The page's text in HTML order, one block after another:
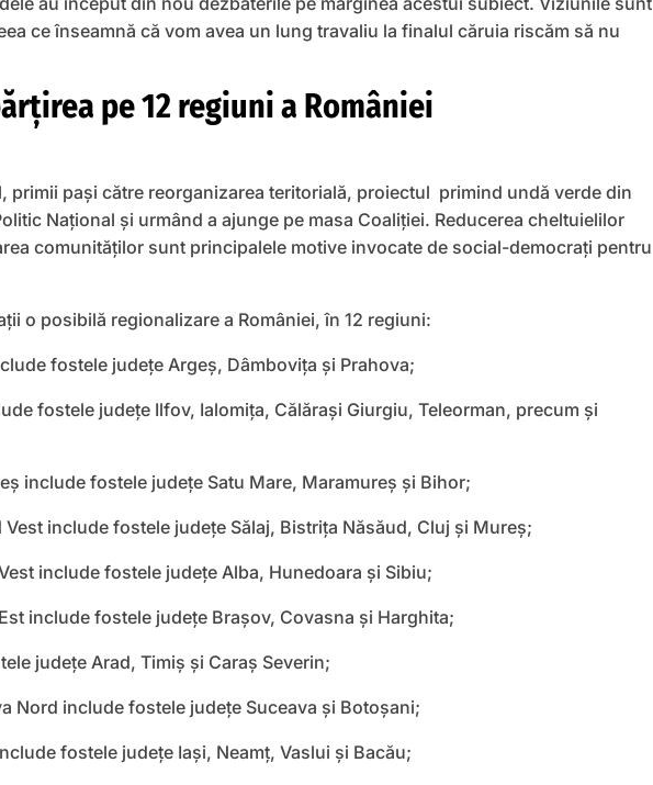
ce înseamnă că vom avea un lung travaliu la finalul căruia riscăm să nu
pe 12 regiuni a României
primii pași către reorganizarea teritorială, proiectul primind undă verde din
Național și urmând a ajunge pe masa Coaliției. Reducerea cheltuielilor
comunităților sunt principalele motive invocate de social-democrați pentru
o posibilă regionalizare a României, în 12 regiuni:
fostele judeţe Argeş, Dâmboviţa şi Prahova;
fostele judeţe Ilfov, Ialomiţa, Călăraşi Giurgiu, Teleorman, precum şi
include fostele judeţe Satu Mare, Maramureş şi Bihor;
include fostele judeţe Sălaj, Bistriţa Năsăud, Cluj şi Mureş;
include fostele judeţe Alba, Hunedoara şi Sibiu;
include fostele judeţe Braşov, Covasna şi Harghita;
judeţe Arad, Timiş şi Caraş Severin;
Nord include fostele judeţe Suceava şi Botoşani;
fostele judeţe Iaşi, Neamţ, Vaslui şi Bacău;